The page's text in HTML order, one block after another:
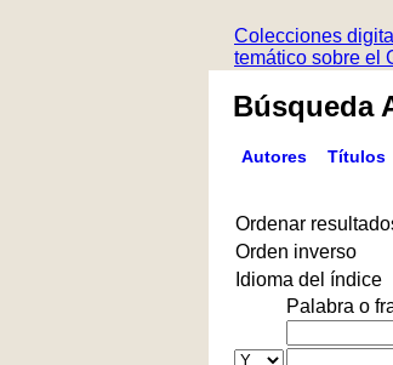
Colecciones
temático sobre el
Búsqueda
Autores Títulos
Ordenar
Orden inverso
Idioma del índice
Palabra o